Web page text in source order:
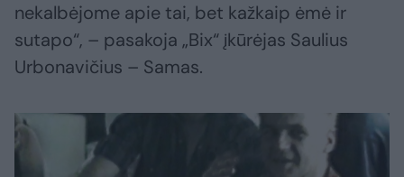
nekalbėjome apie tai, bet kažkaip ėmė ir
sutapo“, – pasakoja „Bix“ įkūrėjas Saulius
Urbonavičius – Samas.